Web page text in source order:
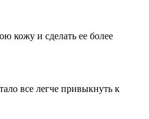
кожу и сделать ее более
все легче привыкнуть к